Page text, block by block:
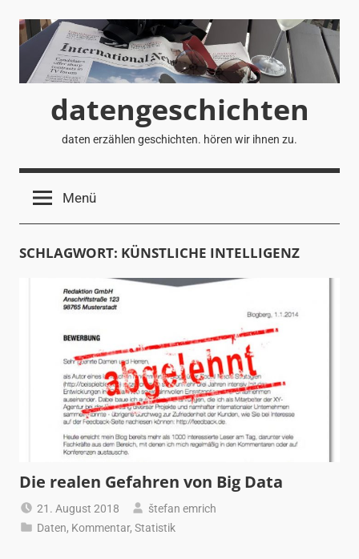
Inhalt
springen
datengeschichten
daten erzählen geschichten. hören wir ihnen zu.
Menü
SCHLAGWORT: KÜNSTLICHE INTELLIGENZ
Die realen Gefahren von Big Data
21. August 2018
štefan emrich
Daten, Kommentar,Statistik